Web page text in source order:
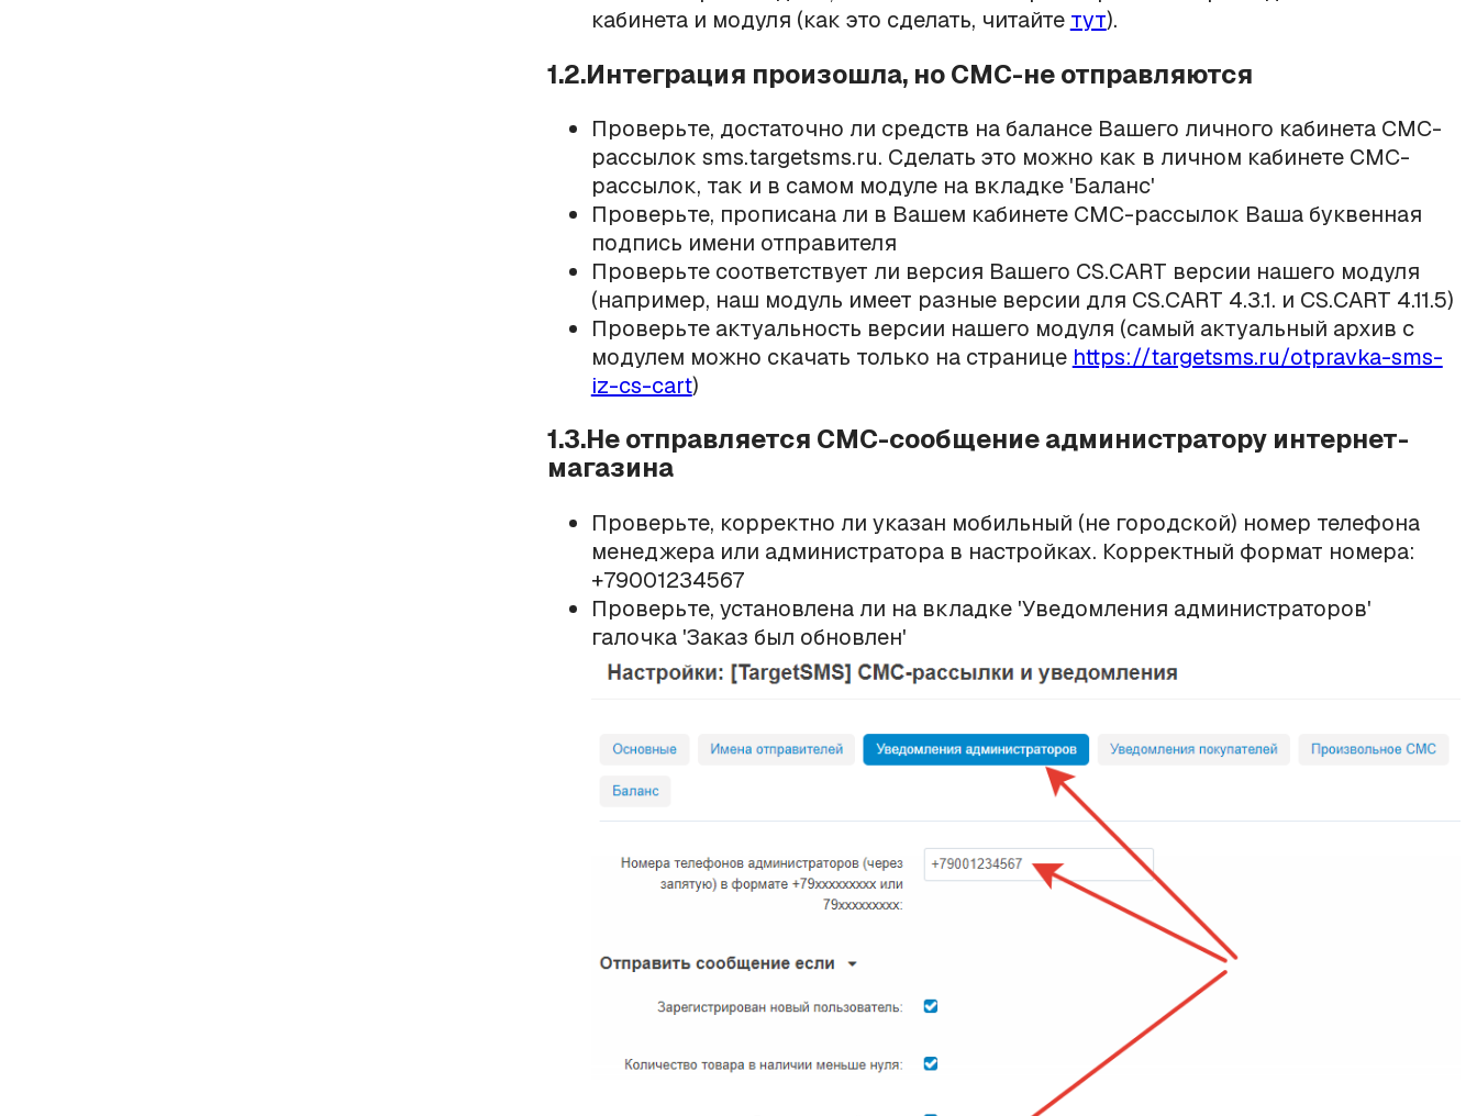
кабинета и модуля (как это сделать, читайте тут).
1.2.Интеграция произошла, но СМС-не отправляются
Проверьте, достаточно ли средств на балансе Вашего личного кабинета СМС-
рассылок sms.targetsms.ru. Сделать это можно как в личном кабинете СМС-
рассылок, так и в самом модуле на вкладке 'Баланс'
Проверьте, прописана ли в Вашем кабинете СМС-рассылок Ваша буквенная
подпись имени отправителя
Проверьте соответствует ли версия Вашего CS.CART версии нашего модуля
(например, наш модуль имеет разные версии для CS.CART 4.3.1. и CS.CART 4.11.5)
Проверьте актуальность версии нашего модуля (самый актуальный архив с
модулем можно скачать только на странице https://targetsms.ru/otpravka-sms-
iz-cs-cart)
1.3.Не отправляется СМС-сообщение администратору интернет-
магазина
Проверьте, корректно ли указан мобильный (не городской) номер телефона
менеджера или администратора в настройках. Корректный формат номера:
+79001234567
Проверьте, установлена ли на вкладке 'Уведомления администраторов'
галочка 'Заказ был обновлен'